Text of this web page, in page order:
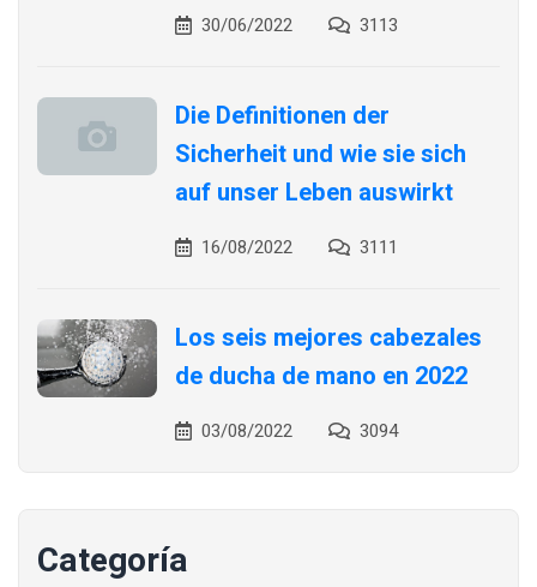
30/06/2022 3113
Die Definitionen der
Sicherheit und wie sie sich
auf unser Leben auswirkt
16/08/2022 3111
Los seis mejores cabezales
de ducha de mano en 2022
03/08/2022 3094
Categoría